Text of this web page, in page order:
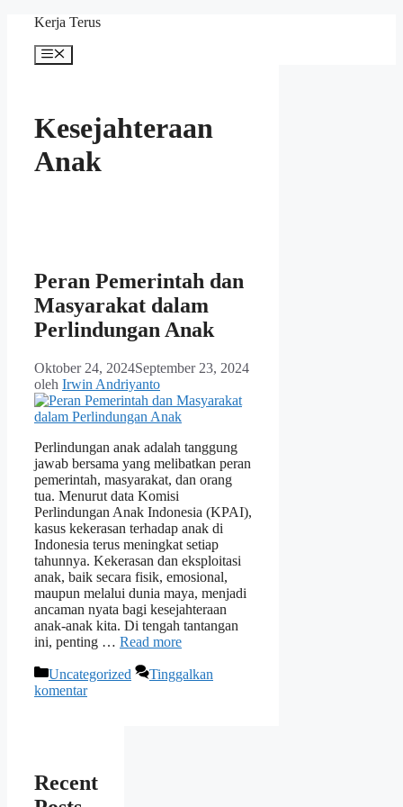
Langsung
Kerja Terus
Menu
Kesejahteraan
Anak
Peran Pemerintah dan
Masyarakat dalam
Perlindungan Anak
Oktober 24, 2024September 23, 2024
oleh Irwin Andriyanto
Perlindungan anak adalah tanggung
jawab bersama yang melibatkan peran
pemerintah, masyarakat, dan orang
tua. Menurut data Komisi
Perlindungan Anak Indonesia (KPAI),
kasus kekerasan terhadap anak di
Indonesia terus meningkat setiap
tahunnya. Kekerasan dan eksploitasi
anak, baik secara fisik, emosional,
maupun melalui dunia maya, menjadi
ancaman nyata bagi kesejahteraan
anak-anak kita. Di tengah tantangan
ini, penting … Read more
Kategori
Uncategorized
Tinggalkan
komentar
Recent